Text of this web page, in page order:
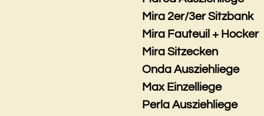
Mira 2er/3er Sitzbank
Mira Fauteuil + Hocker
Mira Sitzecken
Onda Ausziehliege
Max Einzelliege
Perla Ausziehliege